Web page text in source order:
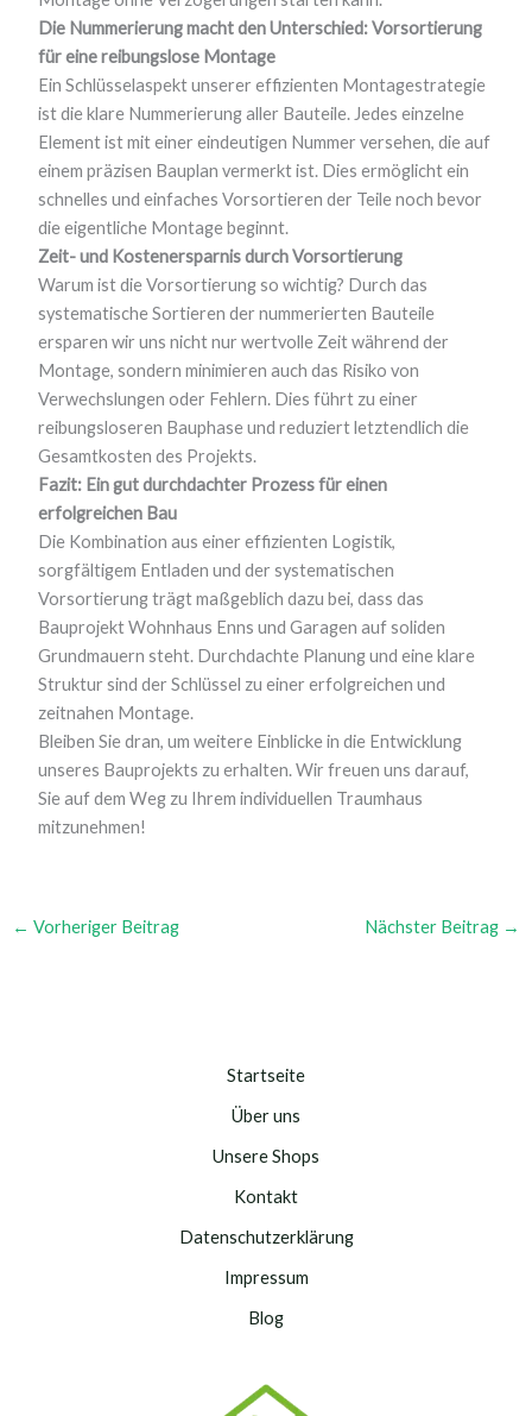
Die Nummerierung macht den Unterschied: Vorsortierung
für eine reibungslose Montage
Ein Schlüsselaspekt unserer effizienten Montagestrategie
ist die klare Nummerierung aller Bauteile. Jedes einzelne
Element ist mit einer eindeutigen Nummer versehen, die auf
einem präzisen Bauplan vermerkt ist. Dies ermöglicht ein
schnelles und einfaches Vorsortieren der Teile noch bevor
die eigentliche Montage beginnt.
Zeit- und Kostenersparnis durch Vorsortierung
Warum ist die Vorsortierung so wichtig? Durch das
systematische Sortieren der nummerierten Bauteile
ersparen wir uns nicht nur wertvolle Zeit während der
Montage, sondern minimieren auch das Risiko von
Verwechslungen oder Fehlern. Dies führt zu einer
reibungsloseren Bauphase und reduziert letztendlich die
Gesamtkosten des Projekts.
Fazit: Ein gut durchdachter Prozess für einen
erfolgreichen Bau
Die Kombination aus einer effizienten Logistik,
sorgfältigem Entladen und der systematischen
Vorsortierung trägt maßgeblich dazu bei, dass das
Bauprojekt Wohnhaus Enns und Garagen auf soliden
Grundmauern steht. Durchdachte Planung und eine klare
Struktur sind der Schlüssel zu einer erfolgreichen und
zeitnahen Montage.
Bleiben Sie dran, um weitere Einblicke in die Entwicklung
unseres Bauprojekts zu erhalten. Wir freuen uns darauf,
Sie auf dem Weg zu Ihrem individuellen Traumhaus
mitzunehmen!
← Vorheriger Beitrag Nächster Beitrag →
Startseite
Über uns
Unsere Shops
Kontakt
Datenschutzerklärung
Impressum
Blog